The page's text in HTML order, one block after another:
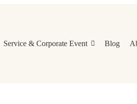
Service & Corporate Event Blog